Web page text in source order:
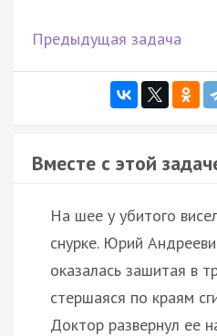
Предыдущая задача
Вместе с этой
На шее у убитого
снурке. Юрий
оказалась зашитая в
стершаяся по краям
Доктор развернул ее